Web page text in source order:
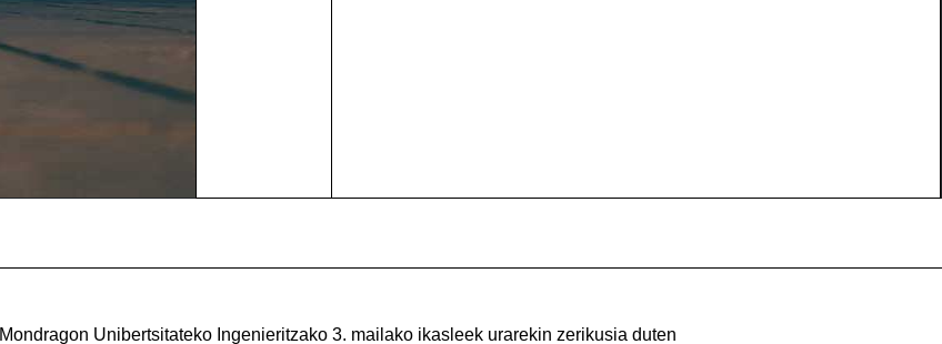
Mondragon Unibertsitateko Ingenieritzako 3. mailako ikasleek urarekin zerikusia duten